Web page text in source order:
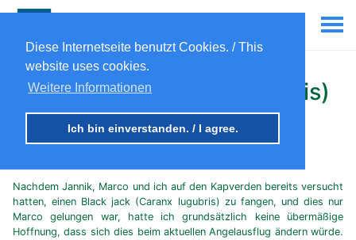
Diese Internetseite benutzt Cookies. / This
website uses cookies.
Weitere Informationen
Ich bin einverstanden. / I agree.
Black jack (Caranx lugubris)
auf slow jig, Malediven
25th Feb 2024
Nachdem Jannik, Marco und ich auf den Kapverden bereits versucht
hatten, einen Black jack (Caranx lugubris) zu fangen, und dies nur
Marco gelungen war, hatte ich grundsätzlich keine übermäßige
Hoffnung, dass sich dies beim aktuellen Angelausflug ändern würde.